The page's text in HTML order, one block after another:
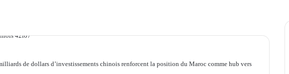
de dollars d’investissements chinois renforcent la position du Maroc comme hub vers